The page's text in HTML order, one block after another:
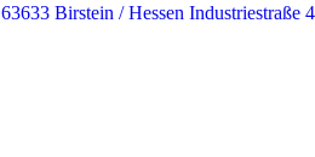
63633 Birstein / Hessen Industriestraße 4